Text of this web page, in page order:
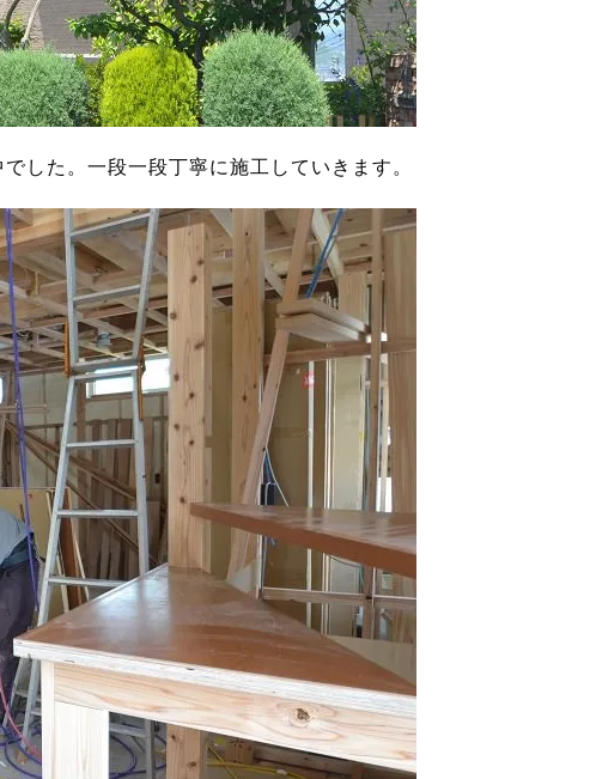
した。一段一段丁寧に施工していきます。